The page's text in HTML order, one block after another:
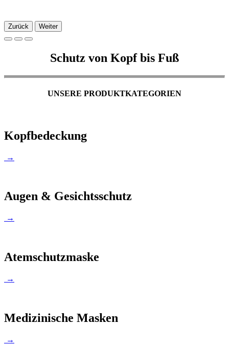
Zurück Weiter
Schutz von Kopf bis Fuß
UNSERE PRODUKTKATEGORIEN
Kopfbedeckung
→
Augen & Gesichtsschutz
→
Atemschutzmaske
→
Medizinische Masken
→